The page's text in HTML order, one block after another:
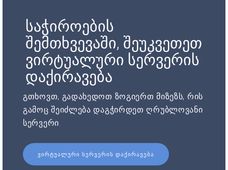
საჭიროების
შემთხვევაში, შეუკვეთეთ
ვირტუალური სერვერის
დაქირავება
გთხოვთ, გადახედოთ ზოგიერთ მიზეზს, რის
გამოც შეიძლება დაგჭირდეთ ღრუბლოვანი
სერვერი.
ᲕᲘᲠᲢᲣᲐᲚᲣᲠᲘ ᲡᲔᲠᲕᲔᲠᲘᲡ ᲓᲐᲥᲘᲠᲐᲕᲔᲑᲐ